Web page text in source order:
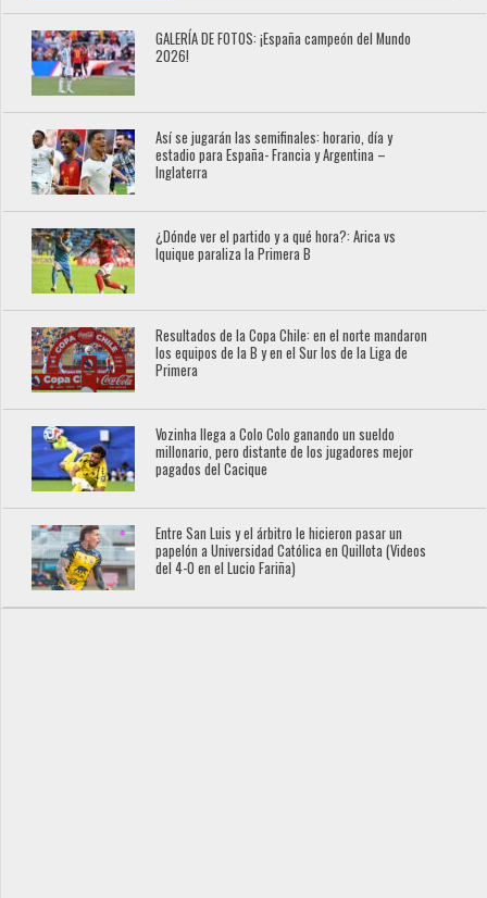
GALERÍA DE FOTOS: ¡España campeón del Mundo
2026!
Así se jugarán las semifinales: horario, día y
estadio para España- Francia y Argentina –
Inglaterra
¿Dónde ver el partido y a qué hora?: Arica vs
Iquique paraliza la Primera B
Resultados de la Copa Chile: en el norte mandaron
los equipos de la B y en el Sur los de la Liga de
Primera
Vozinha llega a Colo Colo ganando un sueldo
millonario, pero distante de los jugadores mejor
pagados del Cacique
Entre San Luis y el árbitro le hicieron pasar un
papelón a Universidad Católica en Quillota (Videos
del 4-0 en el Lucio Fariña)